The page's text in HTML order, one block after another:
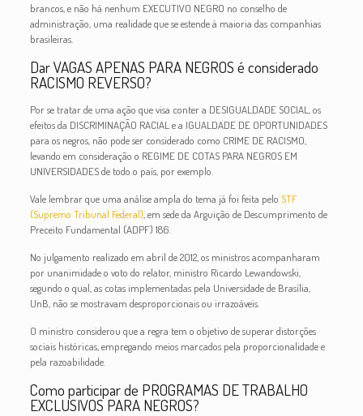
brancos, e não há nenhum EXECUTIVO NEGRO no conselho de
administração, uma realidade que se estende à maioria das companhias
brasileiras.
Dar VAGAS APENAS PARA NEGROS é considerado
RACISMO REVERSO?
Por se tratar de uma ação que visa conter a DESIGUALDADE SOCIAL, os
efeitos da DISCRIMINAÇÃO RACIALe a IGUALDADE DE OPORTUNIDADES
para os negros, não pode ser considerado como CRIME DE RACISMO,
levando em consideração o REGIME DE COTAS PARA NEGROS EM
UNIVERSIDADES de todo o país, por exemplo.
Vale lembrar que uma análise ampla do tema já foi feita pelo STF
(Supremo Tribunal Federal) , em sede da Arguição de Descumprimento de
Preceito Fundamental (ADPF) 186.
No julgamento realizado em abril de 2012, os ministros acompanharam
por unanimidade o voto do relator, ministro Ricardo Lewandowski,
segundo o qual, as cotas implementadas pela Universidade de Brasília,
UnB, não se mostravam desproporcionais ou irrazoáveis.
O ministro considerou que a regra tem o objetivo de superar distorções
sociais históricas, empregando meios marcados pela proporcionalidade e
pela razoabilidade.
Como participar de PROGRAMAS DE TRABALHO
EXCLUSIVOS PARA NEGROS?